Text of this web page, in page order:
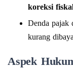
koreksi
Denda pajak
kurang
Aspek